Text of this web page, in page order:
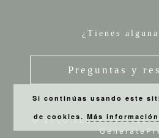
¿Tienes
Preguntas y
© 2026 VESTA
Si continúas usando este
de cookies.Más información